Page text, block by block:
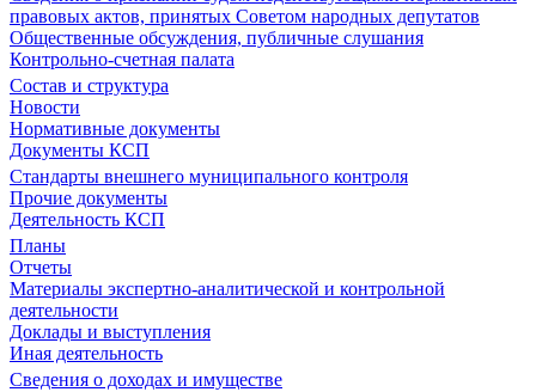
правовых актов, принятых Советом народных депутатов
Общественные обсуждения, публичные слушания
Контрольно-счетная палата
Состав и структура
Новости
Нормативные документы
Документы КСП
Стандарты внешнего муниципального контроля
Прочие документы
Деятельность КСП
Планы
Отчеты
Материалы экспертно-аналитической и контрольной
деятельности
Доклады и выступления
Иная деятельность
Сведения о доходах и имуществе